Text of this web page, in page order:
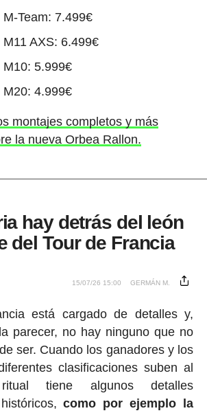
Team: 7.499€
AXS: 6.499€
5.999€
4.999€
montajes completos y más
la nueva Orbea Rallon.
hay detrás del león
del Tour de Francia
15/07/26 15:00 GERMÁN M.
está cargado de detalles y,
parecer, no hay ninguno que no
ser. Cuando los ganadores y los
clasificaciones suben al
tiene algunos detalles
como por ejemplo la